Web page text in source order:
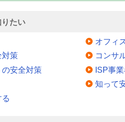
たい
対策
安全対策
オフィ
コンサ
ISP事
知って